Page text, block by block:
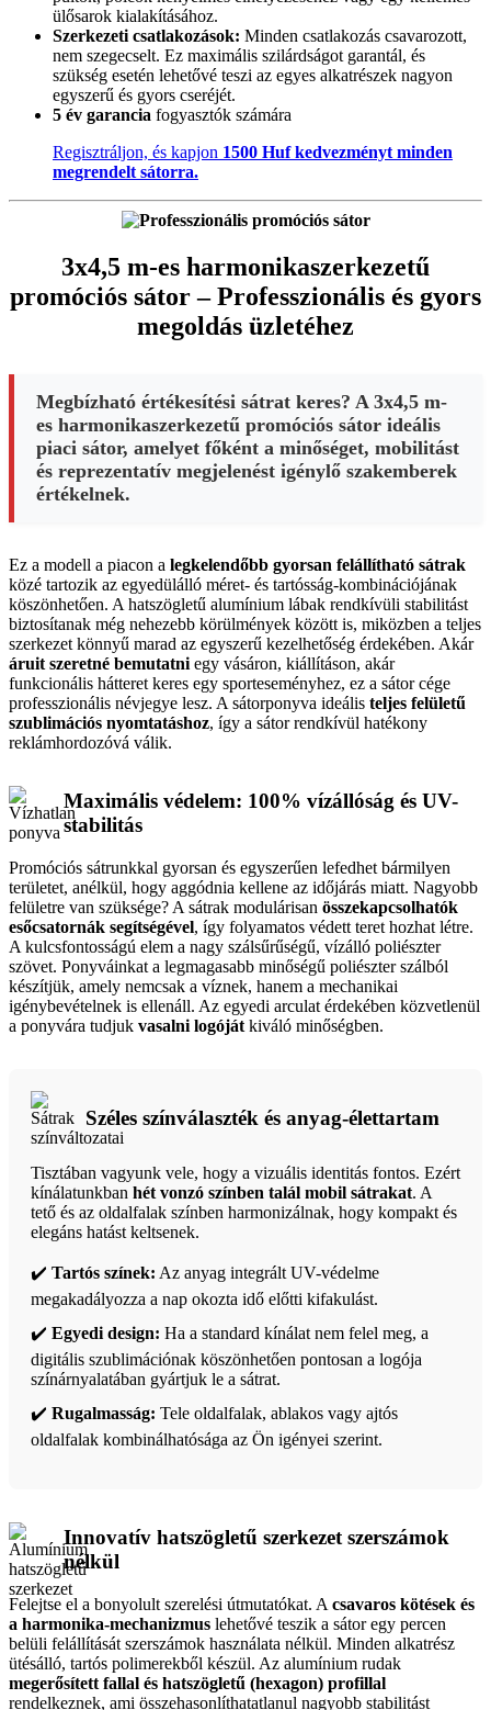
ülősarok kialakításához.
Szerkezeti csatlakozások: Minden csatlakozás csavarozott,
nem szegecselt. Ez maximális szilárdságot garantál, és
szükség esetén lehetővé teszi az egyes alkatrészek nagyon
egyszerű és gyors cseréjét.
5 év garancia fogyasztók számára
Regisztráljon, és kapjon 1500 Huf kedvezményt minden
megrendelt sátorra.
3x4,5 m-es harmonikaszerkezetű
promóciós sátor – Professzionális és gyors
megoldás üzletéhez
Megbízható értékesítési sátrat keres? A 3x4,5 m-
es harmonikaszerkezetű promóciós sátor ideális
piaci sátor, amelyet főként a minőséget, mobilitást
és reprezentatív megjelenést igénylő szakemberek
értékelnek.
Ez a modell a piacon a legkelendőbb gyorsan felállítható sátrak
közé tartozik az egyedülálló méret- és tartósság-kombinációjának
köszönhetően. A hatszögletű alumínium lábak rendkívüli stabilitást
biztosítanak még nehezebb körülmények között is, miközben a teljes
szerkezet könnyű marad az egyszerű kezelhetőség érdekében. Akár
áruit szeretné bemutatni egy vásáron, kiállításon, akár
funkcionális hátteret keres egy sporteseményhez, ez a sátor cége
professzionális névjegye lesz. A sátorponyva ideális teljes felületű
szublimációs nyomtatáshoz, így a sátor rendkívül hatékony
reklámhordozóvá válik.
Maximális védelem: 100% vízállóság és UV-
stabilitás
Promóciós sátrunkkal gyorsan és egyszerűen lefedhet bármilyen
területet, anélkül, hogy aggódnia kellene az időjárás miatt. Nagyobb
felületre van szüksége? A sátrak modulárisan összekapcsolhatók
esőcsatornák segítségével, így folyamatos védett teret hozhat létre.
A kulcsfontosságú elem a nagy szálsűrűségű, vízálló poliészter
szövet. Ponyváinkat a legmagasabb minőségű poliészter szálból
készítjük, amely nemcsak a víznek, hanem a mechanikai
igénybevételnek is ellenáll. Az egyedi arculat érdekében közvetlenül
a ponyvára tudjuk vasalni logóját kiváló minőségben.
Széles színválaszték és anyag-élettartam
Tisztában vagyunk vele, hogy a vizuális identitás fontos. Ezért
kínálatunkban hét vonzó színben talál mobil sátrakat. A
tető és az oldalfalak színben harmonizálnak, hogy kompakt és
elegáns hatást keltsenek.
✔️ Tartós színek: Az anyag integrált UV-védelme
megakadályozza a nap okozta idő előtti kifakulást.
✔️ Egyedi design: Ha a standard kínálat nem felel meg, a
digitális szublimációnak köszönhetően pontosan a logója
színárnyalatában gyártjuk le a sátrat.
✔️ Rugalmasság: Tele oldalfalak, ablakos vagy ajtós
oldalfalak kombinálhatósága az Ön igényei szerint.
Innovatív hatszögletű szerkezet szerszámok
nélkül
Felejtse el a bonyolult szerelési útmutatókat. A csavaros kötések és
a harmonika-mechanizmus lehetővé teszik a sátor egy percen
belüli felállítását szerszámok használata nélkül. Minden alkatrész
ütésálló, tartós polimerekből készül. Az alumínium rudak
megerősített fallal és hatszögletű (hexagon) profillal
rendelkeznek, ami összehasonlíthatatlanul nagyobb stabilitást